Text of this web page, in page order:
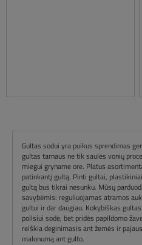
Gultas sodui yra puikus sprendimas
gultas tarnaus ne tik saulės vonių
miegui gryname ore. Platus
patinkantį gultą. Pinti gultai,
gultą bus tikrai nesunku. Mūsų
savybėmis: reguliuojamas atramos
gultui ir dar daugiau. Kokybiškas
poilsiui sode, bet pridės papildomo
reiškia deginimasis ant žemės ir
malonumą ant gulto.